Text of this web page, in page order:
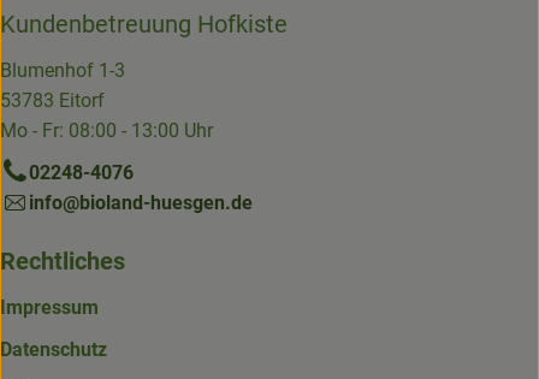
Kundenbetreuung Hofkiste
Blumenhof 1-3
53783 Eitorf
Mo - Fr: 08:00 - 13:00 Uhr
02248-4076
info@bioland-huesgen.de
Rechtliches
Impressum
Datenschutz